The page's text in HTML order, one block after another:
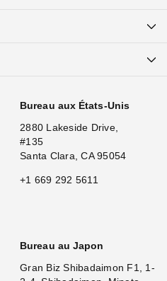
Bureau aux États-Unis
2880 Lakeside Drive,
#135
Santa Clara, CA 95054
+1 669 292 5611
Bureau au Japon
Gran Biz Shibadaimon F1, 1-